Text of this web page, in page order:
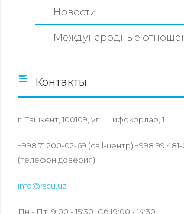
Новости
Международные
Контакты
г. Ташкент, 100109, ул. Шифокорлар, 1
+998 71 200-02-69 (call-центр) +998 99
(телефон доверия)
info@rscu.uz
Пн - Пт [9:00 - 15:30] Сб [9:00 - 14:30]